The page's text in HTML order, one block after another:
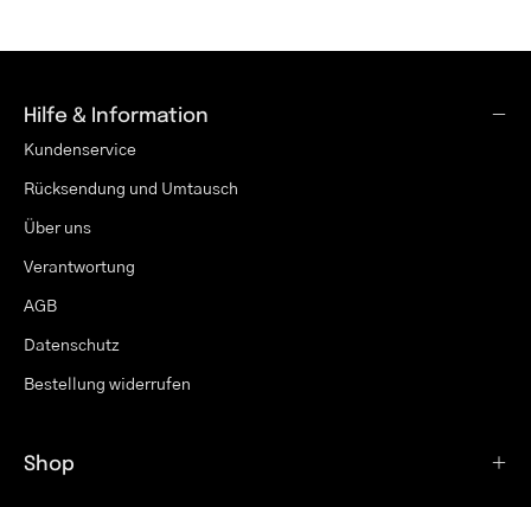
Hilfe & Information
Kundenservice
Rücksendung und Umtausch
Über uns
Verantwortung
AGB
Datenschutz
Bestellung widerrufen
Shop